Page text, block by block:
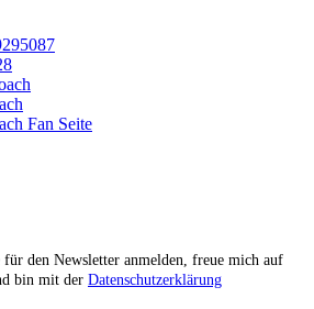
Fan Seite
den Newsletter anmelden, freue mich auf
bin mit der Datenschutzerklärung